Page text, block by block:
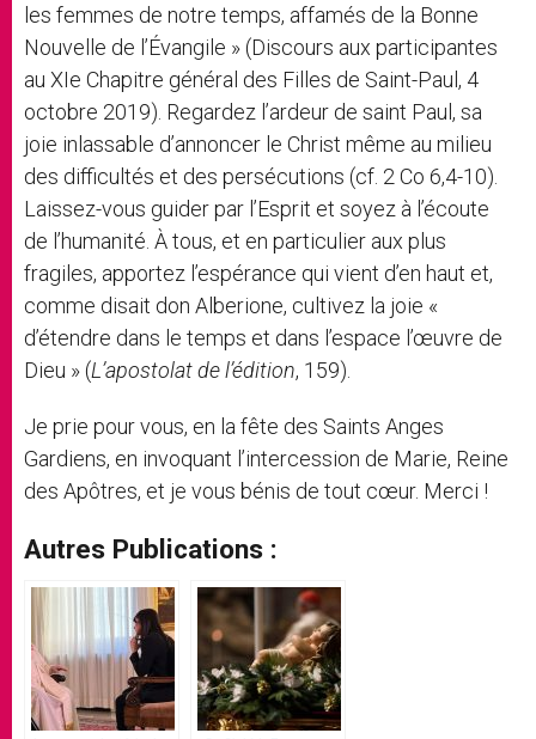
les femmes de notre temps, affamés de la Bonne
Nouvelle de l’Évangile » (Discours aux participantes
au XIe Chapitre général des Filles de Saint-Paul, 4
octobre 2019). Regardez l’ardeur de saint Paul, sa
joie inlassable d’annoncer le Christ même au milieu
des difficultés et des persécutions (cf. 2 Co 6,4-10).
Laissez-vous guider par l’Esprit et soyez à l’écoute
de l’humanité. À tous, et en particulier aux plus
fragiles, apportez l’espérance qui vient d’en haut et,
comme disait don Alberione, cultivez la joie «
d’étendre dans le temps et dans l’espace l’œuvre de
Dieu » (L’apostolat de l’édition, 159).
Je prie pour vous, en la fête des Saints Anges
Gardiens, en invoquant l’intercession de Marie, Reine
des Apôtres, et je vous bénis de tout cœur. Merci !
Autres Publications :